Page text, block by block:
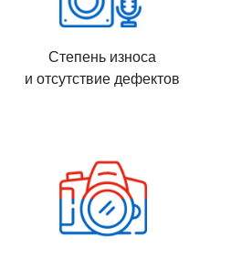
Степень износа
и отсутствие дефектов